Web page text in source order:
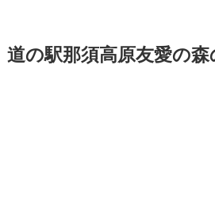
道の駅那須高原友愛の森